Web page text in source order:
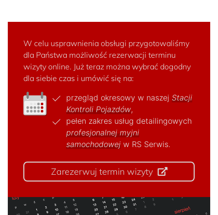
W celu usprawnienia obsługi przygotowaliśmy
dla Państwa możliwość rezerwacji terminu
wizyty online. Już teraz można wybrać dogodny
dla siebie czas i umówić się na:
przegląd okresowy w naszej Stacji
Kontroli Pojazdów,
pełen zakres usług detailingowych
profesjonalnej myjni
samochodowej w RS Serwis.
Zarezerwuj termin wizyty